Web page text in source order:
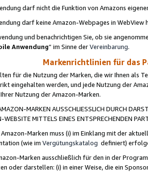
darf nicht die Funktion von Amazons
darf keine Amazon-Webpages in WebView
und benachrichtigen Sie, ob sie
Anwendung“ im Sinne derVereinbarung.
Markenrichtlinien für das
für die Nutzung der Marken, die wir Ihnen als
eingehalten werden, und jede Nutzung der
Nutzung der Amazon-Marken.
MARKEN AUSSCHLIESSLICH DURCH
WEBSITE MITTELS EINES ENTSPRECHENDEN
Marken muss (i) im Einklang mit der
(wie im Vergütungskatalog definiert)
Marken ausschließlich für den in der
oder darstellen: (i) in einer Weise, die ein